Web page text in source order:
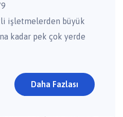
işletmelerden büyük
kadar pek çok yerde
Daha Fazlası